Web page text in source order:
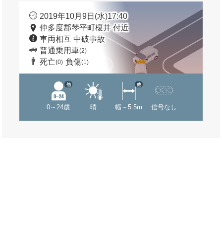
2019年10月9日(水)17:40
仲多度郡琴平町榎井 付近
車両相互 中破事故
普通乗用車(2)
死亡(0) 負傷(1)
0～24歳
他
晴 幅～5.5m
他
信号なし